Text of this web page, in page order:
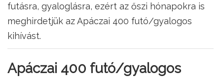
futásra, gyaloglásra, ezért az őszi hónapokra is
meghirdetjük az Apáczai 400 futó/gyalogos
kihívást.
Apáczai 400 futó/gyalogos